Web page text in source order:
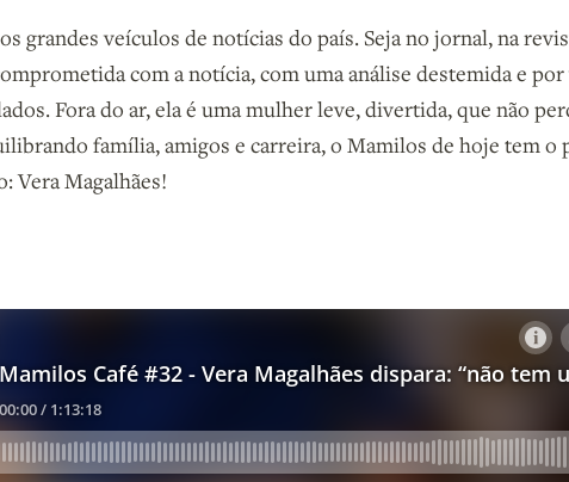
grandes veículos de notícias do país. Seja no jornal, na
com a notícia, com uma análise destemida e por
Fora do ar, ela é uma mulher leve, divertida, que não
família, amigos e carreira, o Mamilos de hoje tem o
Vera Magalhães!